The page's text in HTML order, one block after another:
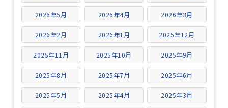
2026年5月 2026年4月 2026年3月
2026年2月 2026年1月 2025年12月
2025年11月 2025年10月 2025年9月
2025年8月 2025年7月 2025年6月
2025年5月 2025年4月 2025年3月